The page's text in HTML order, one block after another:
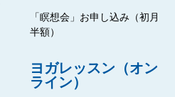
「瞑想会」お申し込み（初月
半額）
ヨガレッスン（オン
ライン）